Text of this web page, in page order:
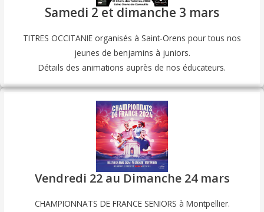
Samedi 2 et dimanche 3 mars
TITRES OCCITANIE organisés à Saint-Orens pour tous nos
jeunes de benjamins à juniors.
Détails des animations auprès de nos éducateurs.
Vendredi 22 au Dimanche 24 mars
CHAMPIONNATS DE FRANCE SENIORS à Montpellier.